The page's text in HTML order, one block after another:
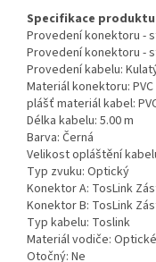
Specifikace produktu
Provedení konektoru -
Provedení konektoru -
Provedení kabelu:
Materiál konektoru: PVC
plášť materiál kabel:
Délka kabelu: 5.00 m
Barva: Černá
Velikost opláštění
Typ zvuku: Optický
Konektor A: TosLink
Konektor B: TosLink
Typ kabelu: Toslink
Materiál vodiče:
Otočný: Ne